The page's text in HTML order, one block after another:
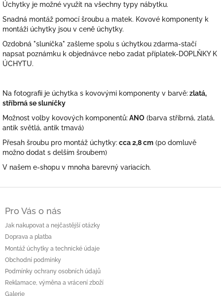
Úchytky je možné využít na všechny typy nábytku.
Snadná montáž pomocí šroubu a matek. Kovové komponenty k
montáži úchytky jsou v ceně úchytky.
Ozdobná "sluníčka" zašleme spolu s úchytkou zdarma-stačí
napsat poznámku k objednávce nebo zadat příplatek-DOPLŇKY K
ÚCHYTU.
Na fotografii je úchytka s kovovými komponenty v barvě: zlatá,
stříbrná se sluníčky
Možnost volby kovových komponentů: ANO (barva stříbrná, zlatá,
antik světlá, antik tmavá)
Přesah šroubu pro montáž úchytky: cca 2,8 cm (po domluvě
možno dodat s delším šroubem)
V našem e-shopu v mnoha barevný variacích.
Pro Vás o nás
Jak nakupovat a nejčastější otázky
Doprava a platba
Montáž úchytky a technické údaje
Obchodní podmínky
Podmínky ochrany osobních údajů
Reklamace, výměna a vrácení zboží
Galerie